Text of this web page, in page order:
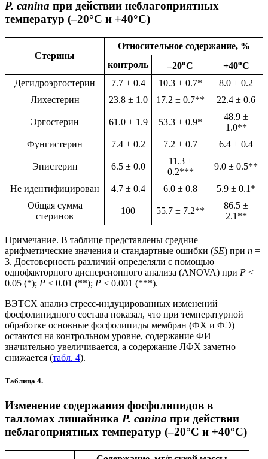
P. canina при действии неблагоприятных
температур (–20°С и +40°С)
Стерины
Относительное содержание, %
контроль
–20oC +40oC
Дегидроэргостерин
7.7 ± 0.4 10.3 ± 0.7*
8.0 ± 0.2
Лихестерин
23.8 ± 1.0 17.2 ± 0.7** 22.4 ± 0.6
Эргостерин 61.0 ± 1.9 53.3 ± 0.9*
48.9 ±
1.0**
Фунгистерин
7.4 ± 0.2 7.2 ± 0.7 6.4 ± 0.4
Эпистерин 6.5 ± 0.0
11.3 ±
0.2***
9.0 ± 0.5**
Не идентифицирован 4.7 ± 0.4 6.0 ± 0.8
5.9 ± 0.1*
Общая сумма
стеринов
100 55.7 ± 7.2**
86.5 ±
2.1**
Примечание. В таблице представлены средние
арифметические значения и стандартные ошибки (SE) при n =
3. Достоверность различий определяли с помощью
однофакторного дисперсионного анализа (ANOVA) при P <
0.05 (*); P < 0.01 (**); P < 0.001 (***).
ВЭТСХ анализ стресс-индуцированных изменений
фосфолипидного состава показал, что при температурной
обработке основные фосфолипиды мембран (ФХ и ФЭ)
остаются на контрольном уровне, содержание ФИ
значительно увеличивается, а содержание ЛФХ заметно
снижается (табл. 4).
Таблица 4.
Изменение содержания фосфолипидов в
талломах лишайника P. canina при действии
неблагоприятных температур (–20°С и +40°С)